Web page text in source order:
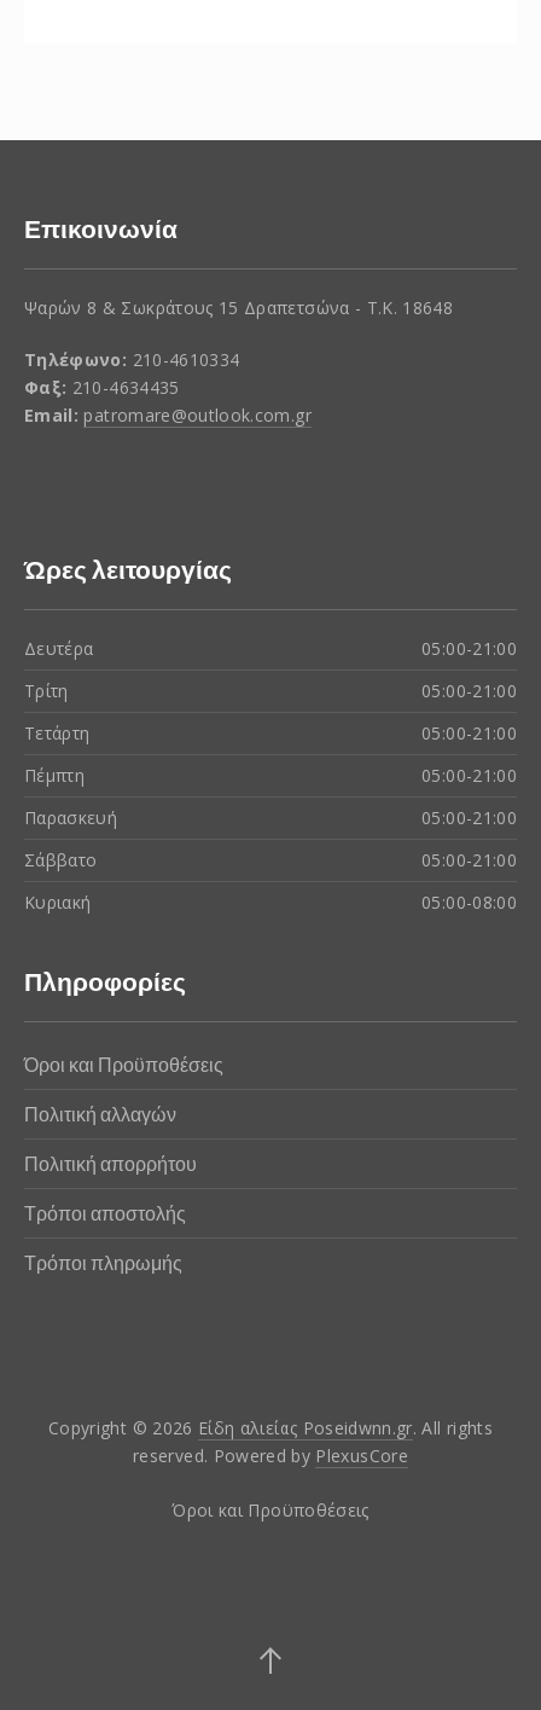
Επικοινωνία
Ψαρών 8 & Σωκράτους 15 Δραπετσώνα - Τ.Κ. 18648
Τηλέφωνο: 210-4610334
Φαξ: 210-4634435
Email: patromare@outlook.com.gr
Ώρες λειτουργίας
Δευτέρα
05:00-21:00
Τρίτη
05:00-21:00
Τετάρτη
05:00-21:00
Πέμπτη
05:00-21:00
Παρασκευή
05:00-21:00
Σάββατο
05:00-21:00
Κυριακή
05:00-08:00
Πληροφορίες
Όροι και Προϋποθέσεις
Πολιτική αλλαγών
Πολιτική απορρήτου
Τρόποι αποστολής
Τρόποι πληρωμής
Copyright © 2026 Είδη αλιείας Poseidwnn.gr. All rights
reserved. Powered by PlexusCore
Όροι και Προϋποθέσεις